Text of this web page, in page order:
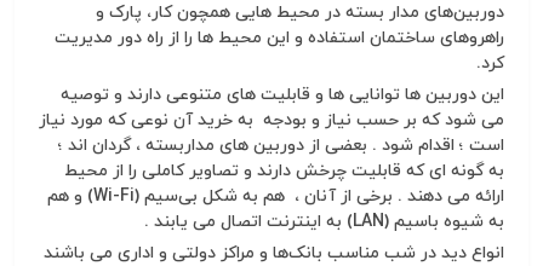
دوربین‌های مدار بسته در محیط هایی همچون کار، پارک و
راهروهای ساختمان استفاده و این محیط ها را از راه دور مدیریت
کرد.
این دوربین ها توانایی ها و قابلیت های متنوعی دارند و توصیه
می شود که بر حسب نیاز و بودجه‌ به خرید آن نوعی که مورد نیاز
است ؛ اقدام شود . بعضی از دوربین های مداربسته ، گردان اند ؛
به گونه ای که قابلیت چرخش دارند و تصاویر کاملی را از محیط
ارائه می دهند . برخی از آنان ، هم به شکل بی‌سیم (Wi-Fi) و هم
به‌ شیوه باسیم (LAN) به اینترنت اتصال می یابند .
انواع دید در شب مناسب بانک‌ها و مراکز دولتی و اداری می باشند